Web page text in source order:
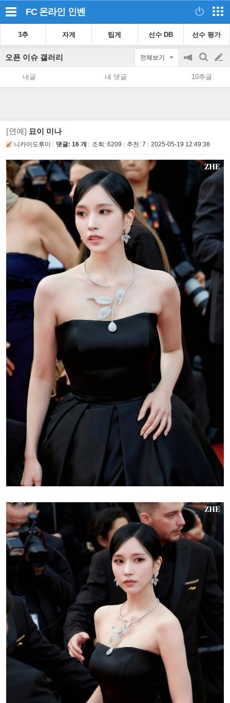
FC 온라인 인벤
3추 자게 팁게 선수 DB 선수 평가
오픈 이슈 갤러리 전체보기
공
지
on/off
검
색
글
쓰
내글 내 댓글 10추글
[연예] 묘이 미나
니카이도후미 댓글: 16 개 조회: 6209 추천: 7 2025-05-19 12:49:38